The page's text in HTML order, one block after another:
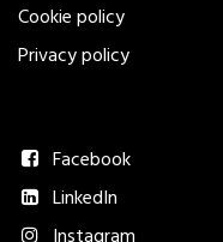
Cookie policy
Privacy policy
Facebook
LinkedIn